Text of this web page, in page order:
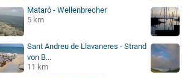
Mataró - Wellenbrecher
5 km
Sant Andreu de Llavaneres - Strand
von B...
11 km